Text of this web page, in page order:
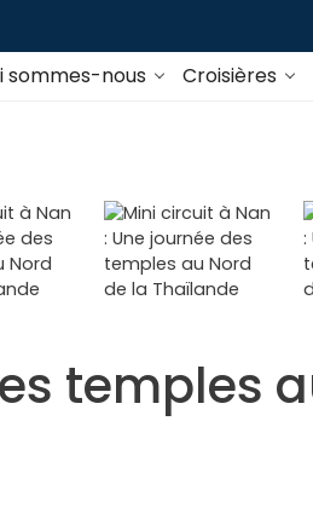
sommes-nous Croisières
temples